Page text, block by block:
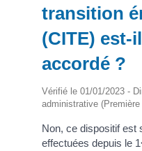
transition
(CITE) est-
accordé ?
Vérifié le 01/01/2023 -
administrative
Non, ce dispositif est
effectuées depuis le